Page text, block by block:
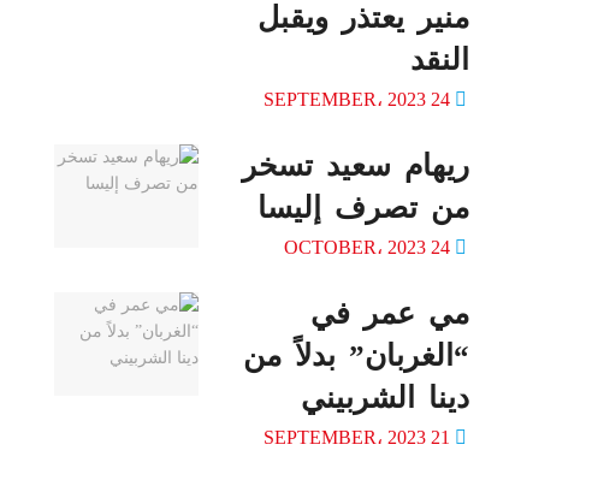
منير يعتذر ويقبل
النقد
ريهام سعيد تسخر
من تصرف إليسا
مي عمر في
“الغربان” بدلاً من
دينا الشربيني